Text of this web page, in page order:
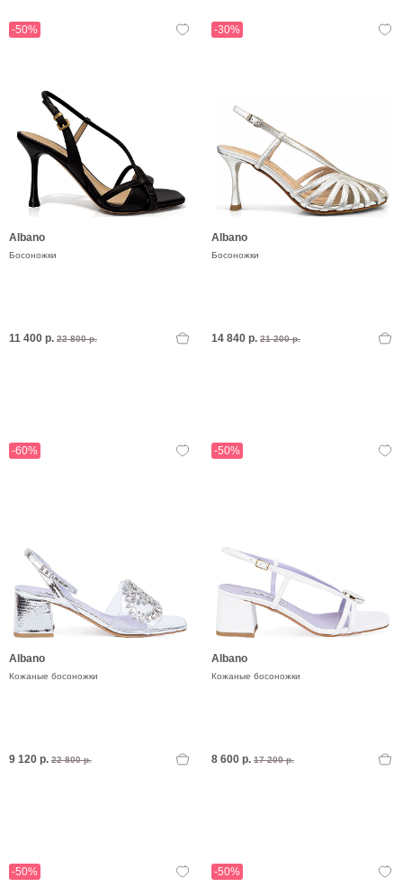
-50%
Albano
Босоножки
11 400 р. 22 800 р.
-30%
Albano
Босоножки
14 840 р. 21 200 р.
-60%
Albano
Кожаные босоножки
9 120 р. 22 800 р.
-50%
Albano
Кожаные босоножки
8 600 р. 17 200 р.
-50% -50%